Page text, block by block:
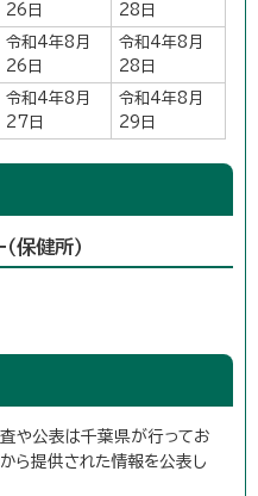
26日
28日
令和4年8月
26日
令和4年8月
28日
令和4年8月
27日
令和4年8月
29日
保健所）
や公表は千葉県が行ってお
ら提供された情報を公表し